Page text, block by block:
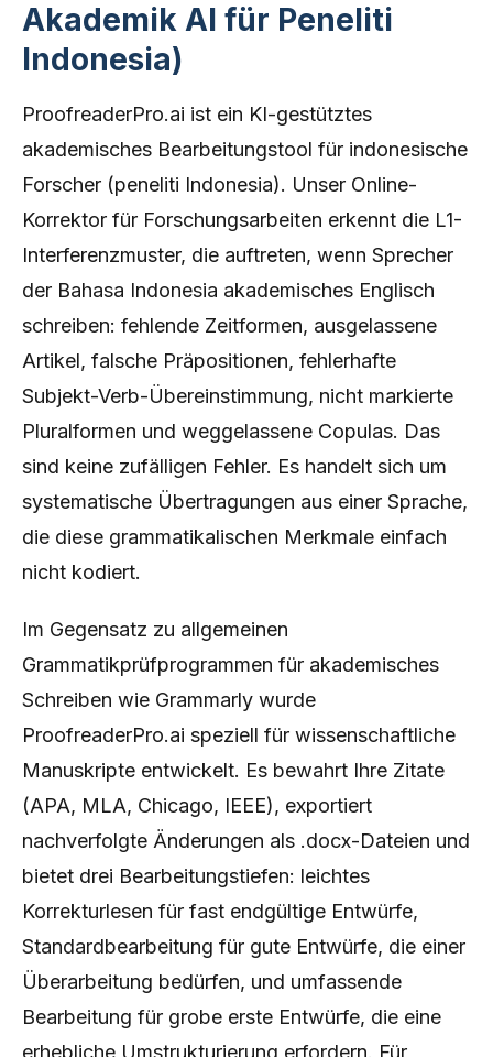
Akademik AI für Peneliti
Indonesia)
ProofreaderPro.ai ist ein KI-gestütztes
akademisches Bearbeitungstool für indonesische
Forscher (peneliti Indonesia). Unser Online-
Korrektor für Forschungsarbeiten erkennt die L1-
Interferenzmuster, die auftreten, wenn Sprecher
der Bahasa Indonesia akademisches Englisch
schreiben: fehlende Zeitformen, ausgelassene
Artikel, falsche Präpositionen, fehlerhafte
Subjekt-Verb-Übereinstimmung, nicht markierte
Pluralformen und weggelassene Copulas. Das
sind keine zufälligen Fehler. Es handelt sich um
systematische Übertragungen aus einer Sprache,
die diese grammatikalischen Merkmale einfach
nicht kodiert.
Im Gegensatz zu allgemeinen
Grammatikprüfprogrammen für akademisches
Schreiben wie Grammarly wurde
ProofreaderPro.ai speziell für wissenschaftliche
Manuskripte entwickelt. Es bewahrt Ihre Zitate
(APA, MLA, Chicago, IEEE), exportiert
nachverfolgte Änderungen als .docx-Dateien und
bietet drei Bearbeitungstiefen: leichtes
Korrekturlesen für fast endgültige Entwürfe,
Standardbearbeitung für gute Entwürfe, die einer
Überarbeitung bedürfen, und umfassende
Bearbeitung für grobe erste Entwürfe, die eine
erhebliche Umstrukturierung erfordern. Für